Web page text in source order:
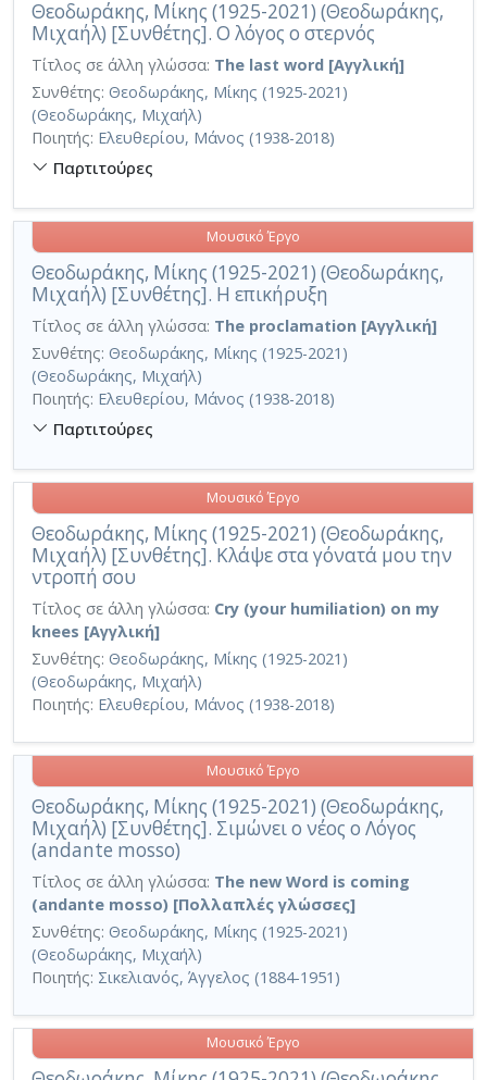
Θεοδωράκης, Μίκης (1925-2021) (Θεοδωράκης,
Μιχαήλ) [Συνθέτης]. Ο λόγος ο στερνός
Τίτλος σε άλλη γλώσσα: The last word [Αγγλική]
Συνθέτης: Θεοδωράκης, Μίκης (1925-2021)
(Θεοδωράκης, Μιχαήλ)
Ποιητής: Ελευθερίου, Μάνος (1938-2018)
Παρτιτούρες
Θεοδωράκης, Μίκης (1925-2021) (Θεοδωράκης,
Μιχαήλ) [Συνθέτης]. Η επικήρυξη
Μουσικό Έργο
Τίτλος σε άλλη γλώσσα: The proclamation [Αγγλική]
Συνθέτης: Θεοδωράκης, Μίκης (1925-2021)
(Θεοδωράκης, Μιχαήλ)
Ποιητής: Ελευθερίου, Μάνος (1938-2018)
Παρτιτούρες
Θεοδωράκης, Μίκης (1925-2021) (Θεοδωράκης,
Μιχαήλ) [Συνθέτης]. Κλάψε στα γόνατά μου την
ντροπή σου
Μουσικό Έργο
Τίτλος σε άλλη γλώσσα: Cry (your humiliation) on my
knees [Αγγλική]
Συνθέτης: Θεοδωράκης, Μίκης (1925-2021)
(Θεοδωράκης, Μιχαήλ)
Ποιητής: Ελευθερίου, Μάνος (1938-2018)
Θεοδωράκης, Μίκης (1925-2021) (Θεοδωράκης,
Μιχαήλ) [Συνθέτης]. Σιμώνει ο νέος ο Λόγος
(andante mosso)
Μουσικό Έργο
Τίτλος σε άλλη γλώσσα: The new Word is coming
(andante mosso) [Πολλαπλές γλώσσες]
Συνθέτης: Θεοδωράκης, Μίκης (1925-2021)
(Θεοδωράκης, Μιχαήλ)
Ποιητής: Σικελιανός, Άγγελος (1884-1951)
Μουσικό Έργο